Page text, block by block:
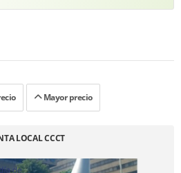
Mayor precio
LOCAL CCCT